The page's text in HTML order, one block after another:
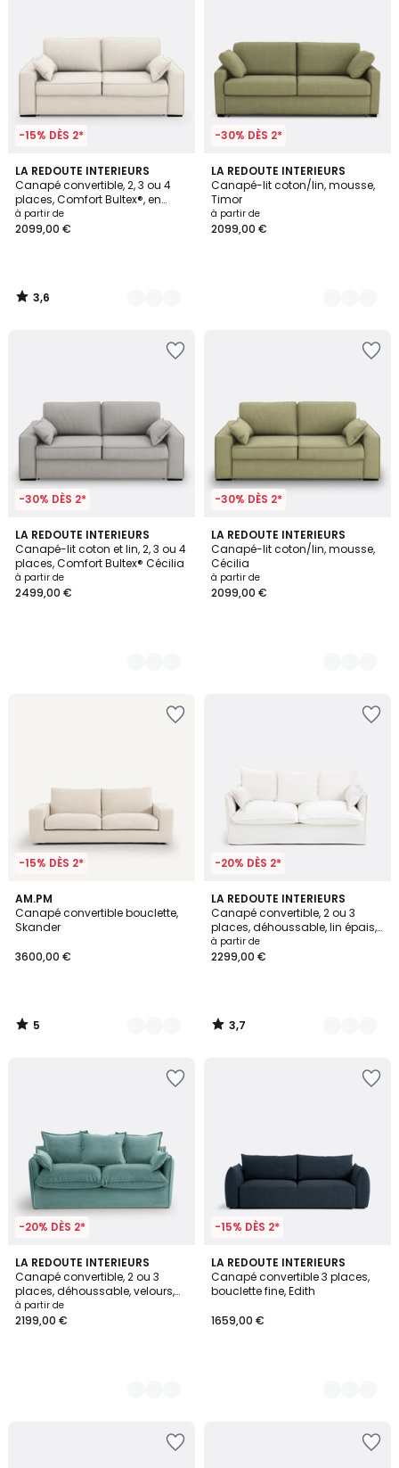
-15% DÈS 2*
LA REDOUTE INTERIEURS
Canapé convertible, 2, 3 ou 4
places, Comfort Bultex®, en
polyester, CECILIA
à partir de
2099,00 €
3,6
/ 5
3
Couleurs
3,6
/
-30% DÈS 2*
LA REDOUTE INTERIEURS
Canapé-lit coton/lin, mousse,
Timor
à partir de
2099,00 €
3
Couleurs
-30% DÈS 2*
LA REDOUTE INTERIEURS
Canapé-lit coton et lin, 2, 3 ou 4
places, Comfort Bultex® Cécilia
à partir de
2499,00 €
3
Couleurs
-30% DÈS 2*
LA REDOUTE INTERIEURS
Canapé-lit coton/lin, mousse,
Cécilia
à partir de
2099,00 €
3
Couleurs
-15% DÈS 2*
AM.PM
Canapé convertible bouclette,
Skander
3600,00 €
5
/
5
3
Couleurs
5
/
-20% DÈS 2*
LA REDOUTE INTERIEURS
Canapé convertible, 2 ou 3
places, déhoussable, lin épais,
ODNA
à partir de
2299,00 €
3,7
/ 5
2
Couleurs
3,7
/
-20% DÈS 2*
LA REDOUTE INTERIEURS
Canapé convertible, 2 ou 3
places, déhoussable, velours,
ODNA
à partir de
2199,00 €
3
Couleurs
-15% DÈS 2*
LA REDOUTE INTERIEURS
Canapé convertible 3 places,
bouclette fine, Edith
1659,00 €
3
Couleurs